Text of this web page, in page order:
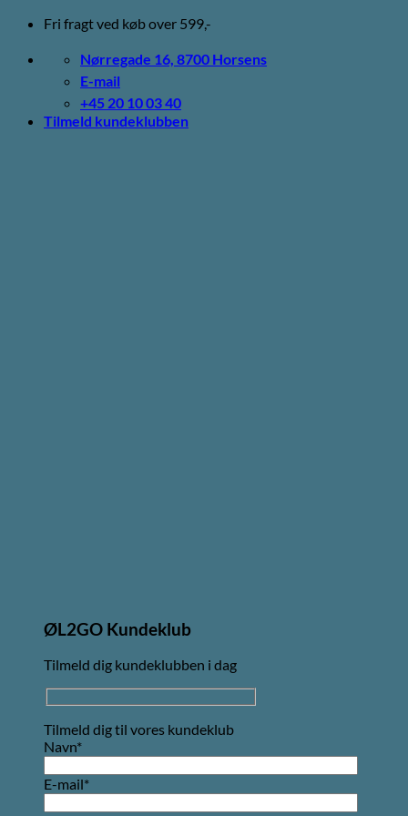
Fortsæt
indhold
Fri fragt ved køb over 599,-
Nørregade 16, 8700 Horsens
E-mail
+45 20 10 03 40
Tilmeld kundeklubben
ØL2GO Kundeklub
Tilmeld dig kundeklubben i dag
Tilmeld dig til vores kundeklub
Navn*
E-mail*